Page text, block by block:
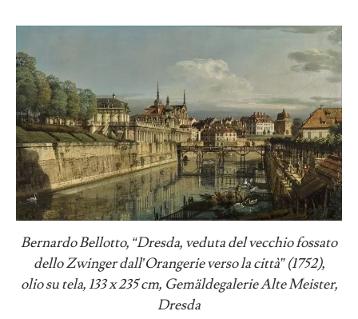
Bernardo Bellotto, “Dresda, veduta del vecchio fossato
dello Zwingerdall’Orangerie verso la città”(1752),
olio su tela, 133 x 235 cm, Gemäldegalerie Alte Meister,
Dresda